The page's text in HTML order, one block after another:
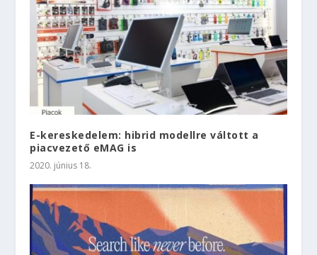
E-kereskedelem: hibrid modellre váltott a
piacvezető eMAG is
2020. június 18.